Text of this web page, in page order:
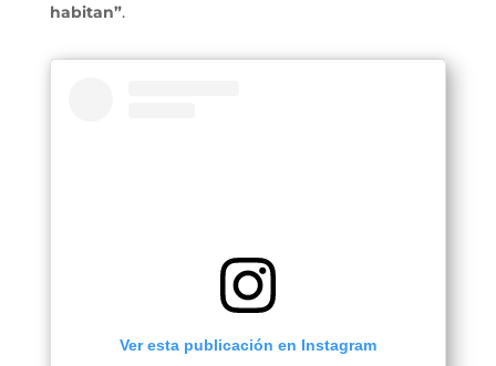
habitan”.
Ver esta publicación en Instagram